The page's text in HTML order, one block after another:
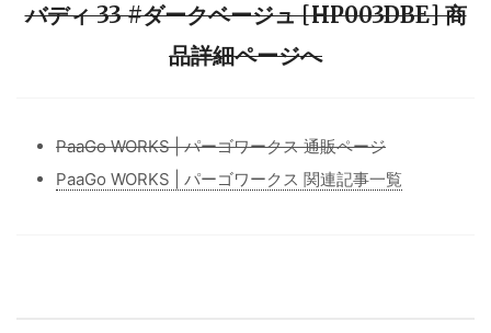
バディ 33 #ダークベージュ [HP003DBE] 商
品詳細ページへ
PaaGo WORKS | パーゴワークス 通販ページ
PaaGo WORKS | パーゴワークス 関連記事一覧